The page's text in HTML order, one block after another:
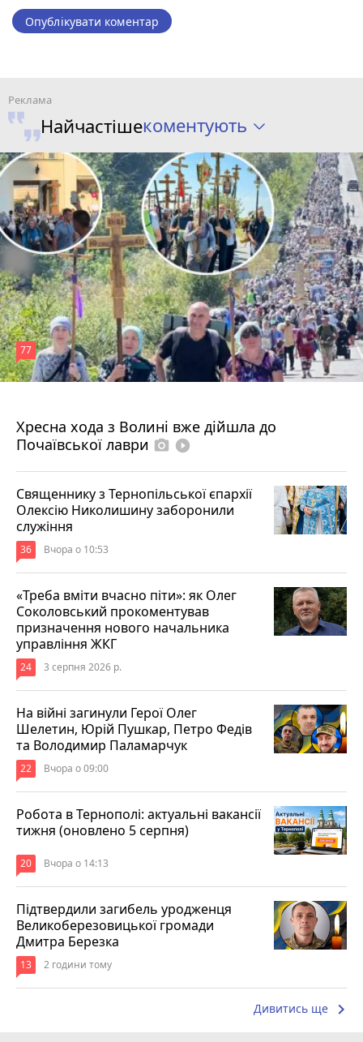
Опублікувати коментар
Найчастішекоментують
Хресна хода з Волині вже дійшла до
Почаївської лаври photo_camera play_circle_filled
77
Священнику з Тернопільської єпархії
Олексію Николишину заборонили
служіння
36 Вчора о 10:53
«Треба вміти вчасно піти»: як Олег
Соколовський прокоментував
призначення нового начальника
управління ЖКГ
24 3 серпня 2026 р.
На війні загинули Герої Олег
Шелетин, Юрій Пушкар, Петро Федів
та Володимир Паламарчук
22 Вчора о 09:00
Робота в Тернополі: актуальні вакансії
тижня (оновлено 5 серпня)
20 Вчора о 14:13
Підтвердили загибель уродженця
Великоберезовицької громади
Дмитра Березка
13 2 години тому
Дивитись ще keyboard_arrow_right